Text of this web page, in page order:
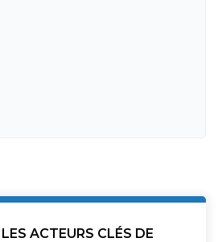
ACTEURS CLÉS DE